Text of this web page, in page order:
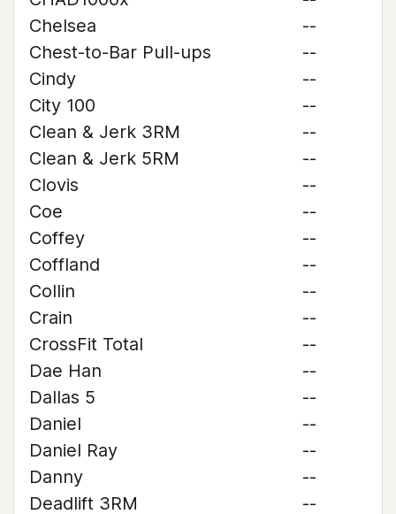
Chelsea
--
Chest-to-Bar Pull-ups
--
Cindy
--
City 100
--
Clean & Jerk 3RM
--
Clean & Jerk 5RM
--
Clovis
--
Coe
--
Coffey
--
Coffland
--
Collin
--
Crain
--
CrossFit Total
--
Dae Han
--
Dallas 5
--
Daniel
--
Daniel Ray
--
Danny
--
Deadlift 3RM
--